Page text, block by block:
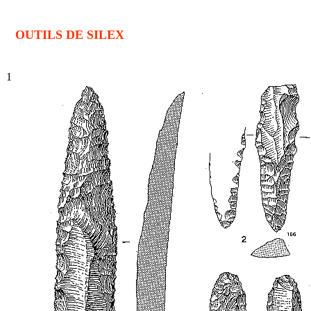
OUTILS DE SILEX
1